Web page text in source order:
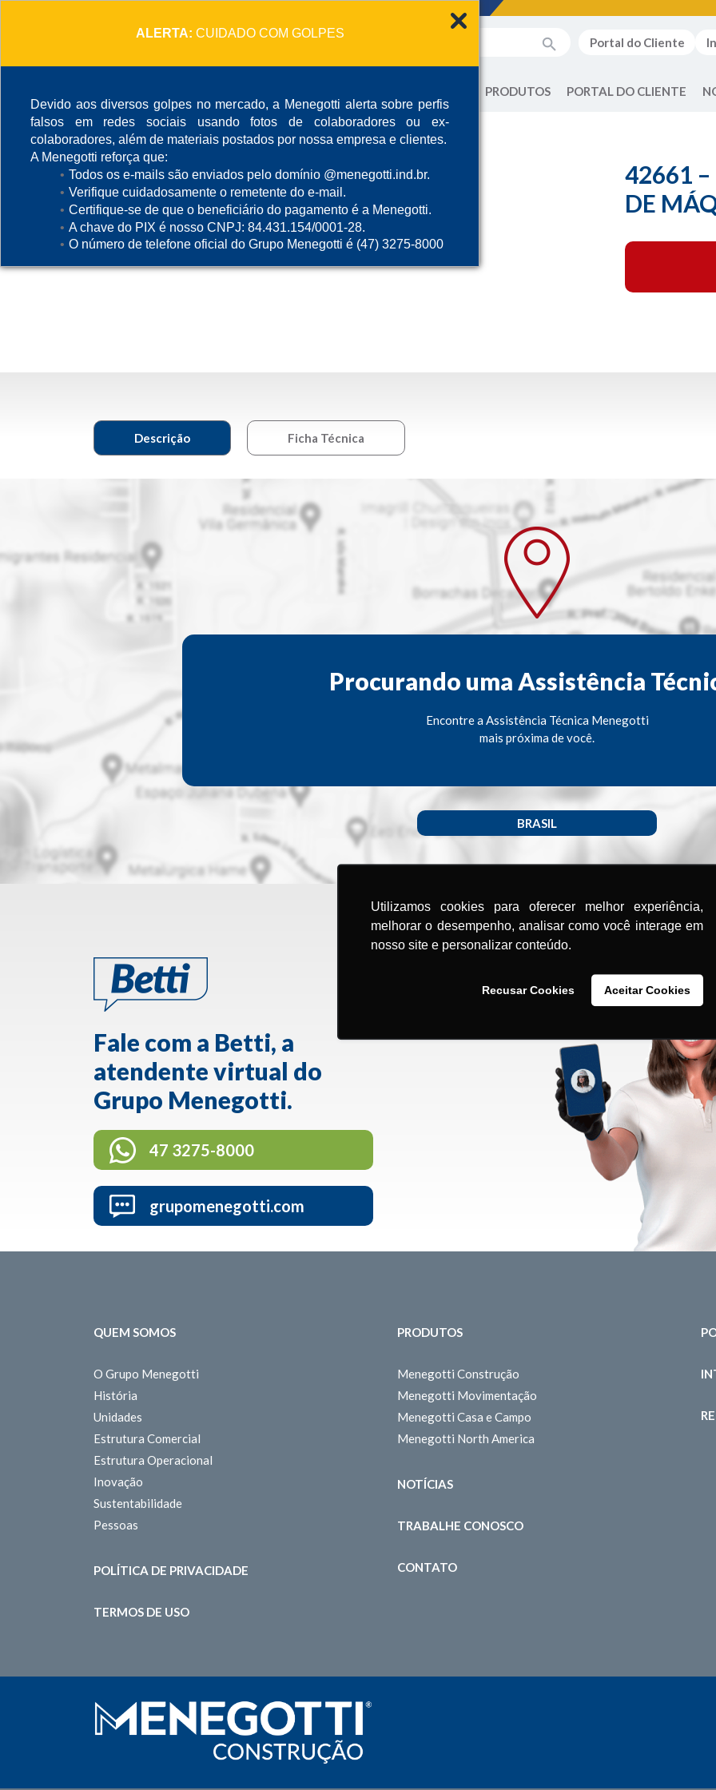
ALERTA: CUIDADO COM GOLPES
Devido aos diversos golpes no mercado, a Menegotti alerta sobre perfis
falsos em redes sociais usando fotos de colaboradores ou ex-
colaboradores, além de materiais postados por nossa empresa e clientes.
A Menegotti reforça que:
Todos os e-mails são enviados pelo domínio @menegotti.ind.br.
Verifique cuidadosamente o remetente do e-mail.
Certifique-se de que o beneficiário do pagamento é a Menegotti.
A chave do PIX é nosso CNPJ: 84.431.154/0001-28.
O número de telefone oficial do Grupo Menegotti é (47) 3275-8000
Utilizamos cookies para oferecer melhor experiência,
melhorar o desempenho, analisar como você interage em
nosso site e personalizar conteúdo.
Recusar Cookies Aceitar Cookies
Portal do Cliente
PRODUTOS PORTAL DO CLIENTE
42661 –
DE
Descrição Ficha Técnica
Procurando uma Assistência
Encontre a Assistência Técnica Menegotti
mais próxima de você.
BRASIL
Fale com a Betti, a
atendente virtual do
Grupo Menegotti.
47 3275-8000
grupomenegotti.com
QUEM SOMOS
O Grupo Menegotti
História
Unidades
Estrutura Comercial
Estrutura Operacional
Inovação
Sustentabilidade
Pessoas
POLÍTICA DE PRIVACIDADE
TERMOS DE USO
PRODUTOS
Menegotti Construção
Menegotti Movimentação
Menegotti Casa e Campo
Menegotti North America
NOTÍCIAS
TRABALHE CONOSCO
CONTATO